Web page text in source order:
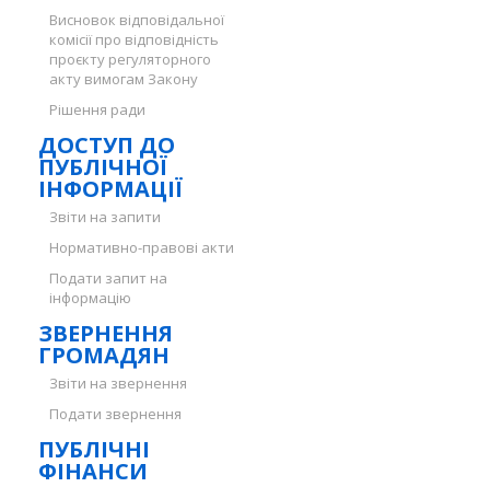
Висновок відповідальної
комісії про відповідність
проєкту регуляторного
акту вимогам Закону
Рішення ради
ДОСТУП ДО
ПУБЛІЧНОЇ
ІНФОРМАЦІЇ
Звіти на запити
Нормативно-правові акти
Подати запит на
інформацію
ЗВЕРНЕННЯ
ГРОМАДЯН
Звіти на звернення
Подати звернення
ПУБЛІЧНІ
ФІНАНСИ